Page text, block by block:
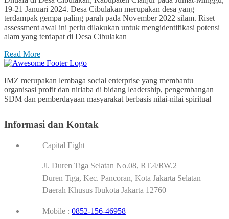
19-21 Januari 2024. Desa Cibulakan merupakan desa yang
terdampak gempa paling parah pada November 2022 silam. Riset
assessment awal ini perlu dilakukan untuk mengidentifikasi potensi
alam yang terdapat di Desa Cibulakan
Read More
IMZ merupakan lembaga social enterprise yang membantu
organisasi profit dan nirlaba di bidang leadership, pengembangan
SDM dan pemberdayaan masyarakat berbasis nilai-nilai spiritual
Informasi dan Kontak
Capital Eight
Jl. Duren Tiga Selatan No.08, RT.4/RW.2
Duren Tiga, Kec. Pancoran, Kota Jakarta Selatan
Daerah Khusus Ibukota Jakarta 12760
Mobile : 0852-156-46958